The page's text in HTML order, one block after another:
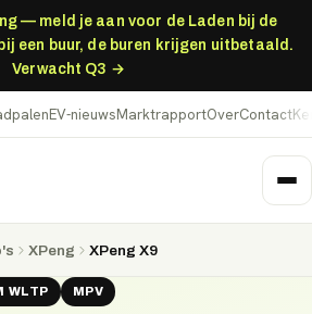
— meld je aan voor de Laden bij de
een buur, de buren krijgen uitbetaald.
Verwacht Q3 →
EV-nieuwsMarktrapportOverContact
XPeng XPeng X9
WLTP MPV